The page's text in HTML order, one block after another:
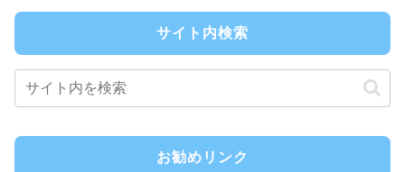
サイト内検索
お勧めリンク